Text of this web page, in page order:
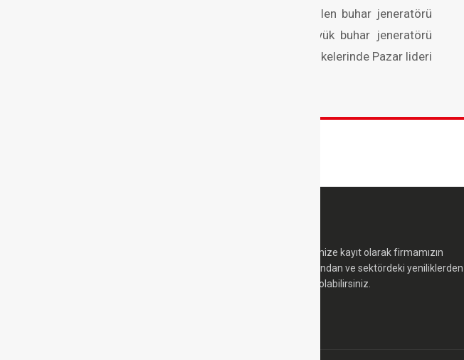
%70’ine hakim olmak ve en çok tercih edilen buhar jeneratörü
markasi haline gelmek, Avrupa’nin en büyük buhar jeneratörü
üreticisi olmak, Avrupa, Ortadogu ve BDT Ülkelerinde Pazar lideri
E-bültenimize kayıt olarak firmamızın
duyurularından ve sektördeki yeniliklerden
haberdar olabilirsiniz.